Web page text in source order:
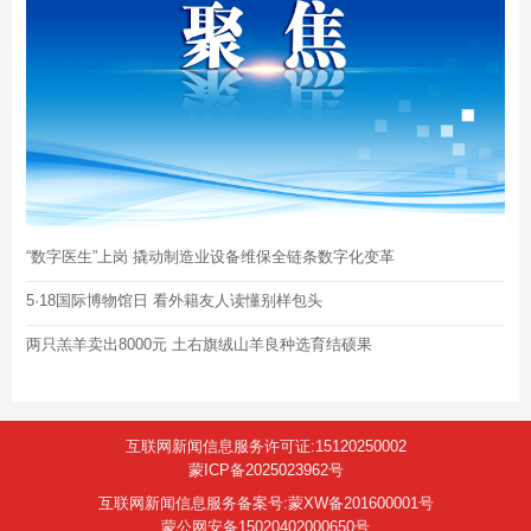
“数字医生”上岗 撬动制造业设备维保全链条数字化变革
5·18国际博物馆日 看外籍友人读懂别样包头
两只羔羊卖出8000元 土右旗绒山羊良种选育结硕果
互联网新闻信息服务许可证:15120250002
蒙ICP备2025023962号
互联网新闻信息服务备案号:蒙XW备201600001号
蒙公网安备15020402000650号